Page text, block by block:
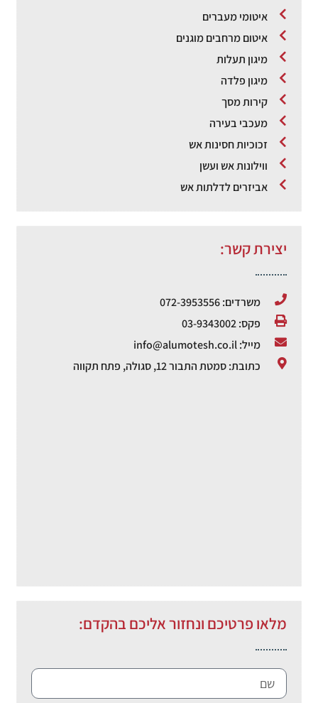
איטומי מעברים
איטום מרחבים מוגנים
מיגון תעלות
מיגון פלדה
קירות מסך
מעכבי בעירה
זכוכיות חסינות אש
ווילונות אש ועשן
אביזרים לדלתות אש
יצירת קשר:
משרדים: 072-3953556
פקס: 03-9343002
מייל: info@alumotesh.co.il
כתובת: סמטת התבור 12, סגולה, פתח תקווה
מלאו פרטיכם ונחזור אליכם בהקדם: